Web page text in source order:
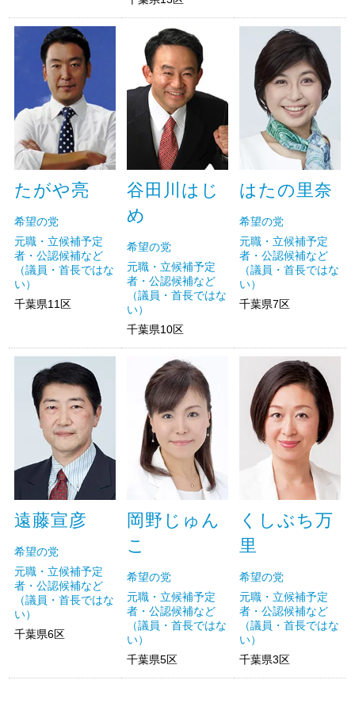
たがや亮
希望の党
元職・立候補予定
者・公認候補など
（議員・首長ではな
い）
千葉県11区
谷田川はじ
め
希望の党
元職・立候補予定
者・公認候補など
（議員・首長ではな
い）
千葉県10区
はたの里奈
希望の党
元職・立候補予定
者・公認候補など
（議員・首長ではな
い）
千葉県7区
遠藤宣彦
希望の党
元職・立候補予定
者・公認候補など
（議員・首長ではな
い）
千葉県6区
岡野じゅん
こ
希望の党
元職・立候補予定
者・公認候補など
（議員・首長ではな
い）
千葉県5区
くしぶち万
里
希望の党
元職・立候補予定
者・公認候補など
（議員・首長ではな
い）
千葉県3区